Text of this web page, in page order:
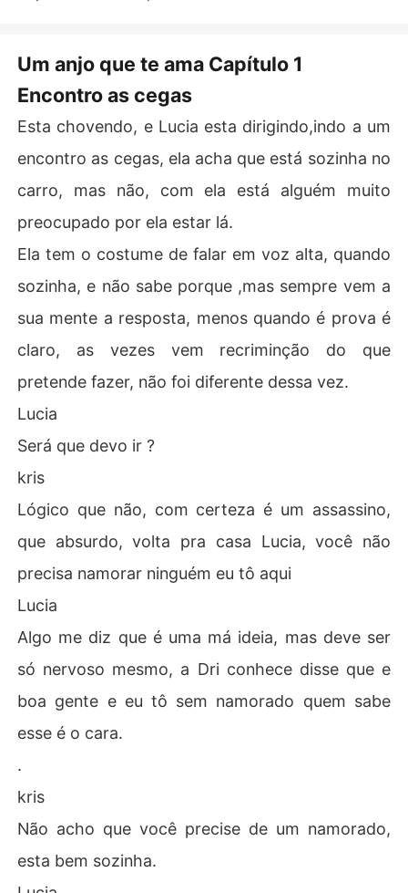
Um anjo que te ama Capítulo 1
Encontro as cegas
Esta chovendo, e Lucia esta dirigindo,indo a um
encontro as cegas, ela acha que está sozinha no
carro, mas não, com ela está alguém muito
preocupado por ela estar lá.
Ela tem o costume de falar em voz alta, quando
sozinha, e não sabe porque ,mas sempre vem a
sua mente a resposta, menos quando é prova é
claro, as vezes vem recriminção do que
pretende fazer, não foi diferente dessa vez.
Lucia
Será que devo ir ?
kris
Lógico que não, com certeza é um assassino,
que absurdo, volta pra casa Lucia, você não
precisa namorar ninguém eu tô aqui
Lucia
Algo me diz que é uma má ideia, mas deve ser
só nervoso mesmo, a Dri conhece disse que e
boa gente e eu tô sem namorado quem sabe
esse é o cara.
.
kris
Não acho que você precise de um namorado,
esta bem sozinha.